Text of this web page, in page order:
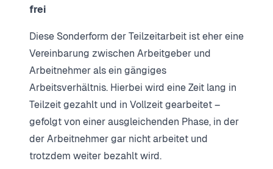
frei
Diese Sonderform der Teilzeitarbeit ist eher eine
Vereinbarung zwischen Arbeitgeber und
Arbeitnehmer als ein gängiges
Arbeitsverhältnis. Hierbei wird eine Zeit lang in
Teilzeit gezahlt und in Vollzeit gearbeitet –
gefolgt von einer ausgleichenden Phase, in der
der Arbeitnehmer gar nicht arbeitet und
trotzdem weiter bezahlt wird.